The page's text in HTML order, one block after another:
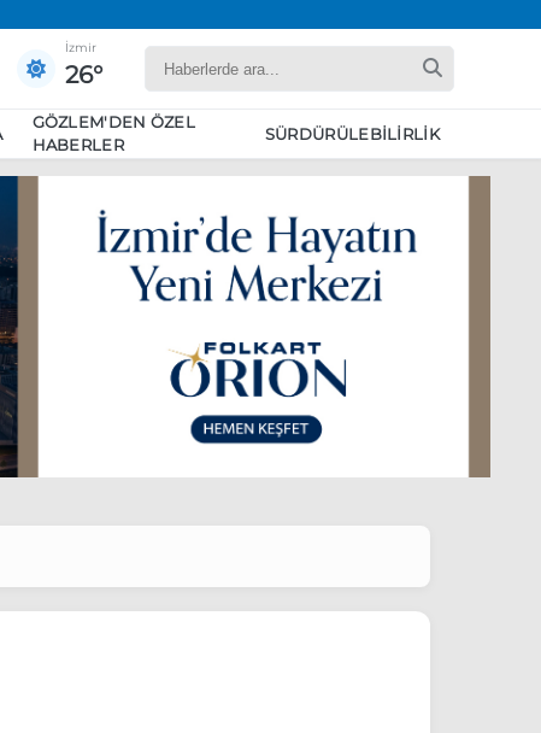
İzmir
26°
GÖZLEM'DEN ÖZEL
HABERLER
SÜRDÜRÜLEBILIRLIK
edecek